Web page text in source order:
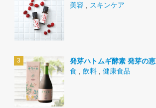
美容
スキンケア
発芽ハトムギ酵素 発芽の恵
食
飲料 健康食品